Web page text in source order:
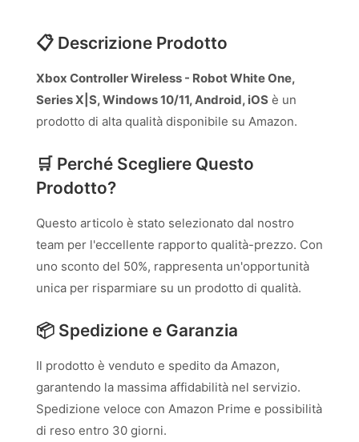
📋 Descrizione Prodotto
Xbox Controller Wireless - Robot White One,
Series X|S, Windows 10/11, Android, iOS è un
prodotto di alta qualità disponibile su Amazon.
🛒 Perché Scegliere Questo
Prodotto?
Questo articolo è stato selezionato dal nostro
team per l'eccellente rapporto qualità-prezzo. Con
uno sconto del 50%, rappresenta un'opportunità
unica per risparmiare su un prodotto di qualità.
📦 Spedizione e Garanzia
Il prodotto è venduto e spedito da Amazon,
garantendo la massima affidabilità nel servizio.
Spedizione veloce con Amazon Prime e possibilità
di reso entro 30 giorni.